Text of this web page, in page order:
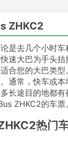
ZHKC2
是去几个小时
速大巴为手头
合您的大巴类
通常，快车或
长途目的地都
ZHKC2的车票
热门